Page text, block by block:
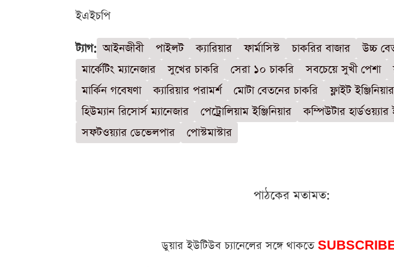
ইএইচপি
ট্যাগ: আইনজীবী পাইলট ক্যারিয়ার ফার্মাসিস্ট চাকরির বাজার
উচ্চ
মার্কেটিং ম্যানেজার
সুখের চাকরি সেরা ১০ চাকরি সবচেয়ে সুখী পেশা
মার্কিন গবেষণা
ক্যারিয়ার পরামর্শ মোটা বেতনের চাকরি ফ্লাইট ইঞ্জিনিয়ার
হিউম্যান রিসোর্স ম্যানেজার
পেট্রোলিয়াম ইঞ্জিনিয়ার
কম্পিউটার হার্ডওয়্যার
সফটওয়্যার ডেভেলপার
পোস্টমাস্টার
পাঠকের মতামত:
ডুয়ার ইউটিউব চ্যানেলের সঙ্গে থাকতে